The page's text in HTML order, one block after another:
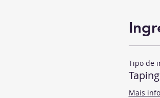
Tipo de
Mais